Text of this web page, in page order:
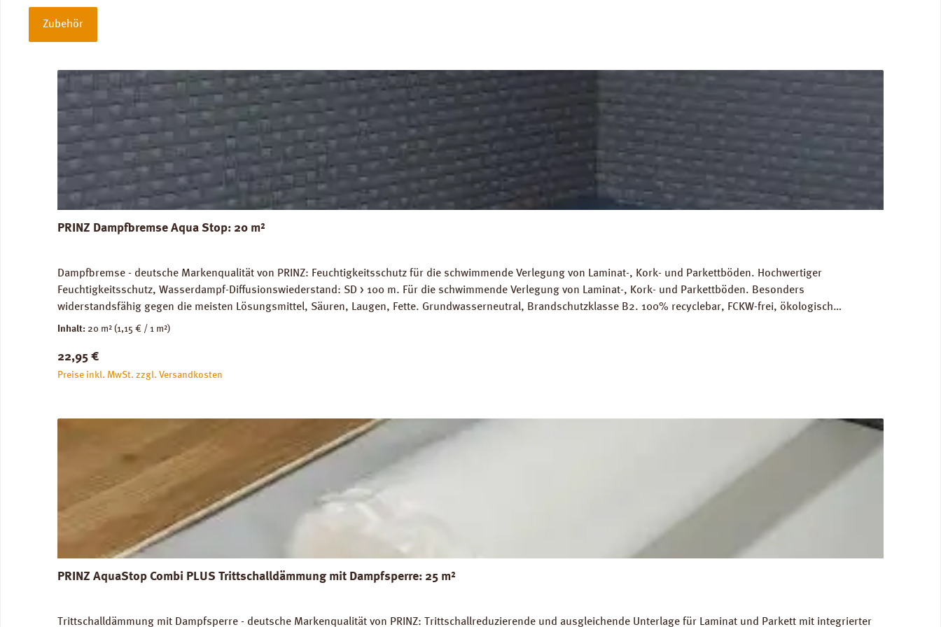
Zubehör
PRINZ Dampfbremse Aqua Stop: 20 m²
Dampfbremse - deutsche Markenqualität von PRINZ: Feuchtigkeitsschutz für die schwimmende Verlegung von Laminat-, Kork- und Parkettböden. Hochwertiger
Feuchtigkeitsschutz, Wasserdampf-Diffusionswiederstand: SD > 100 m. Für die schwimmende Verlegung von Laminat-, Kork- und Parkettböden. Besonders
widerstandsfähig gegen die meisten Lösungsmittel, Säuren, Laugen, Fette. Grundwasserneutral, Brandschutzklasse B2. 100% recyclebar, FCKW-frei, ökologisch
unbedenklich. Für Warmwasser-Fussbodenheizung geeignet. Abmessungen: Länge: 10 m, Breite 2 m, Stärke 200 mµ. Gewicht als Grundlage für die Berechnung der
Inhalt: 20 m² (1,15 € / 1 m²)
Regulärer Preis:
22,95 €
Preise inkl. MwSt. zzgl. Versandkosten
PRINZ AquaStop Combi PLUS Trittschalldämmung mit Dampfsperre: 25 m²
Trittschalldämmung mit Dampfsperre - deutsche Markenqualität von PRINZ: Trittschallreduzierende und ausgleichende Unterlage für Laminat und Parkett mit integrierter